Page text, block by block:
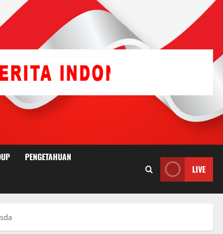
PENGETAHUAN
LIVE